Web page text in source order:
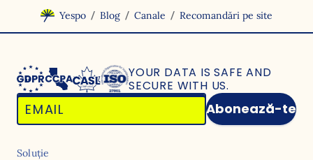
Yespo / Blog / Canale / Recomandări pe site
YOUR DATA IS SAFE AND
SECURE WITH US.
Abonează-te
Soluție